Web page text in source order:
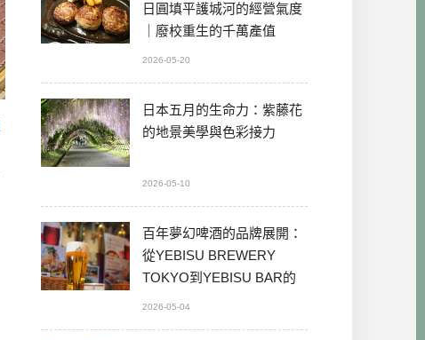
日圓填平護城河的經營氣度
｜廢校重生的千萬產值
2026-05-20
日本五月的生命力：紫藤花
的地景美學與色彩接力
2026-05-10
百年夢幻啤酒的品牌展開：
從YEBISU BREWERY
TOKYO到YEBISU BAR的
2026-05-04